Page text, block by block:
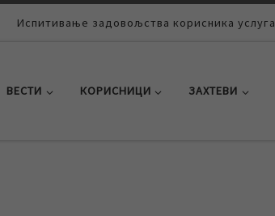
Испитивање задовољства корисника услуга
ВЕСТИ КОРИСНИЦИ ЗАХТЕВИ